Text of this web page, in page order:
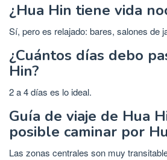
¿Hua Hin tiene vida
Sí, pero es relajado: bares, salones de
¿Cuántos días debo
Hin?
2 a 4 días es lo ideal.
Guía de viaje de Hua
posible caminar por
Las zonas centrales son muy